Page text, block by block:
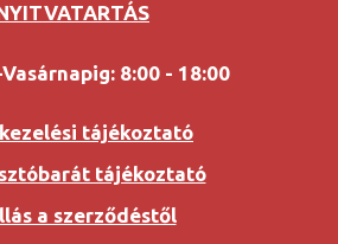
8:00 - 18:00
tájékoztató
tájékoztató
a szerződéstől